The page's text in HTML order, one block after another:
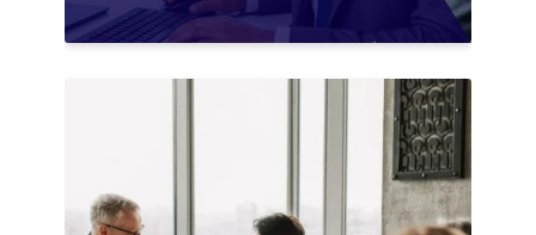
SUCCESSION EN
WALLONIE SUR LA
TRANSMISSION